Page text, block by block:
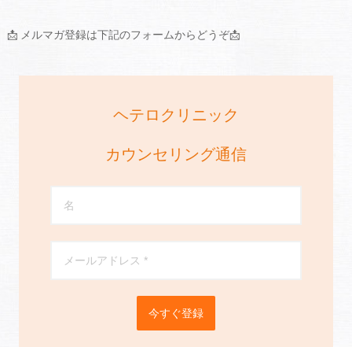
📩 メルマガ登録は下記のフォームからどうぞ📩
ヘテロクリニック
カウンセリング通信
今すぐ登録